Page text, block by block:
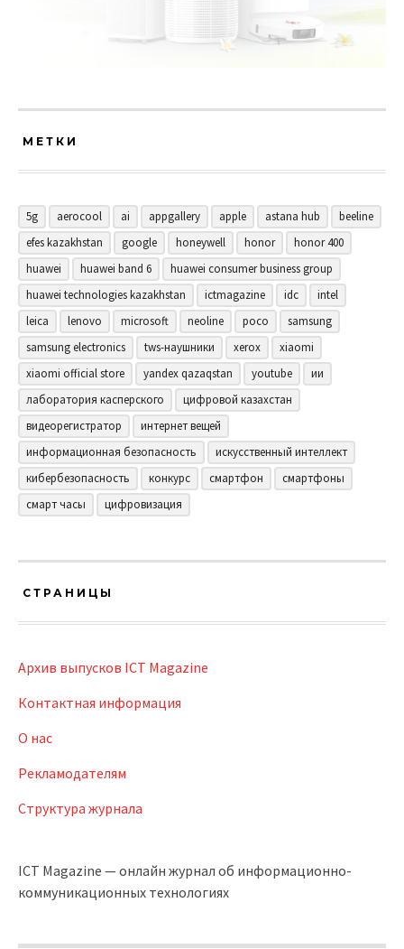
МЕТКИ
5g aerocool ai appgallery apple astana hub
beeline
efes kazakhstan
google honeywell honor
honor 400
huawei
huawei band 6
huawei consumer business group
huawei technologies kazakhstan
ictmagazine idc
intel
leica
lenovo microsoft neoline poco
samsung
samsung electronics
tws-наушники xerox
xiaomi
xiaomi official store
yandex qazaqstan youtube
ии
лаборатория касперского
цифровой казахстан
видеорегистратор
интернет вещей
информационная безопасность
искусственный интеллект
кибербезопасность
конкурс смартфон
смартфоны
смарт часы
цифровизация
СТРАНИЦЫ
Архив выпусков ICT Magazine
Контактная информация
О нас
Рекламодателям
Структура журнала
ICT Magazine — онлайн журнал об информационно-
коммуникационных технологиях